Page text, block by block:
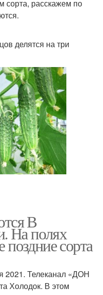
сорта, расскажем по
делятся на три
В
На полях
сорта
2021. Телеканал «ДОН
Холодок. В этом